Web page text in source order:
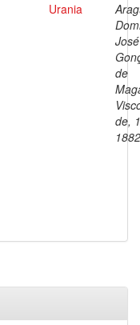
Urania
José
de
de,
1882